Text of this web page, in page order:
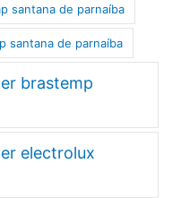
santana de parnaíba
santana de parnaíba
brastemp
electrolux